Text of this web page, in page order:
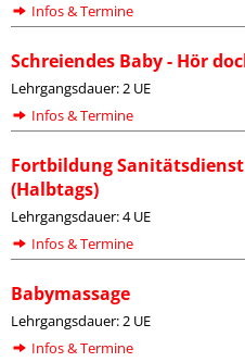
Infos & Termine
Schreiendes Baby - Hör
Lehrgangsdauer: 2 UE
Infos & Termine
Fortbildung
(Halbtags)
Lehrgangsdauer: 4 UE
Infos & Termine
Babymassage
Lehrgangsdauer: 2 UE
Infos & Termine